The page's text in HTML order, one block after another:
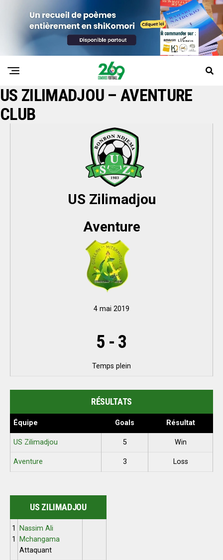
US ZILIMADJOU – AVENTURE
CLUB
US Zilimadjou
Aventure
4 mai 2019
5 - 3
Temps plein
RÉSULTATS
Équipe Goals Résultat
US Zilimadjou 5 Win
Aventure 3 Loss
US ZILIMADJOU
1
1
Nassim Ali
Mchangama
Attaquant